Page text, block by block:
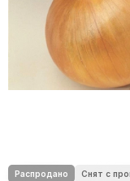
Редис
Салат
Сельдерей
Земляника